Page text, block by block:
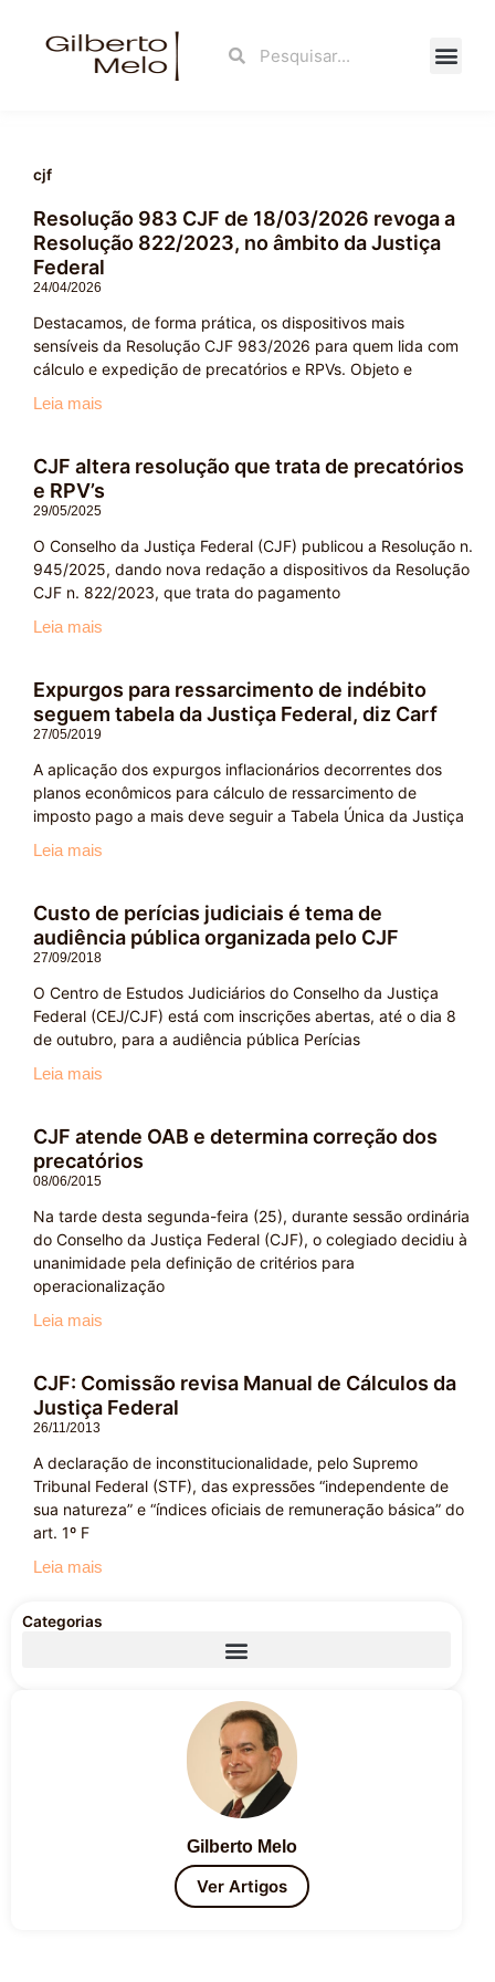
Search
cjf
Resolução 983 CJF de 18/03/2026 revoga a
Resolução 822/2023, no âmbito da Justiça
Federal
24/04/2026
Destacamos, de forma prática, os dispositivos mais
sensíveis da Resolução CJF 983/2026 para quem lida com
cálculo e expedição de precatórios e RPVs. Objeto e
Leia mais
CJF altera resolução que trata de precatórios
e RPV’s
29/05/2025
O Conselho da Justiça Federal (CJF) publicou a Resolução n.
945/2025, dando nova redação a dispositivos da Resolução
CJF n. 822/2023, que trata do pagamento
Leia mais
Expurgos para ressarcimento de indébito
seguem tabela da Justiça Federal, diz Carf
27/05/2019
A aplicação dos expurgos inflacionários decorrentes dos
planos econômicos para cálculo de ressarcimento de
imposto pago a mais deve seguir a Tabela Única da Justiça
Leia mais
Custo de perícias judiciais é tema de
audiência pública organizada pelo CJF
27/09/2018
O Centro de Estudos Judiciários do Conselho da Justiça
Federal (CEJ/CJF) está com inscrições abertas, até o dia 8
de outubro, para a audiência pública Perícias
Leia mais
CJF atende OAB e determina correção dos
precatórios
08/06/2015
Na tarde desta segunda-feira (25), durante sessão ordinária
do Conselho da Justiça Federal (CJF), o colegiado decidiu à
unanimidade pela definição de critérios para
operacionalização
Leia mais
CJF: Comissão revisa Manual de Cálculos da
Justiça Federal
26/11/2013
A declaração de inconstitucionalidade, pelo Supremo
Tribunal Federal (STF), das expressões “independente de
sua natureza” e “índices oficiais de remuneração básica” do
art. 1º F
Leia mais
Categorias
Gilberto Melo
Ver Artigos